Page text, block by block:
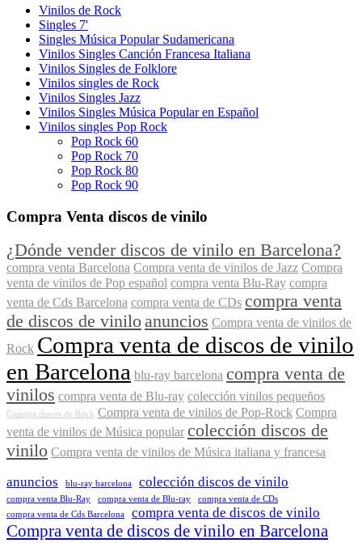
entradas
Vinilos de Rock
Singles 7'
Singles Música Popular Sudamericana
Vinilos Singles Canción Francesa Italiana
Vinilos Singles de Folklore
Vinilos singles de Rock
Vinilos Singles Jazz
Vinilos Singles Música Popular en Español
Vinilos singles Pop Rock
Pop Rock 60
Pop Rock 70
Pop Rock 80
Pop Rock 90
Compra Venta discos de vinilo
¿Dónde vender discos de vinilo en Barcelona?
compra venta Barcelona Compra venta de vinilos de Jazz Compra
venta de vinilos de Pop español compra venta Blu-Ray compra
venta de Cds Barcelona compra venta de CDs compra venta
de discos de vinilo anuncios Compra venta de vinilos de
Rock Compra venta de discos de vinilo
en Barcelona blu-ray barcelona compra venta de
vinilos compra venta de Blu-ray colección vinilos pequeños
Compra discos de Rock Compra venta de vinilos de Pop-Rock Compra
venta de vinilos de Música popular colección discos de
vinilo Compra venta de vinilos de Música italiana y francesa
anuncios blu-ray barcelona colección discos de vinilo
compra venta Blu-Ray compra venta de Blu-ray
compra venta de CDs
compra venta de Cds Barcelona
compra venta de discos de vinilo
Compra venta de discos de vinilo en Barcelona